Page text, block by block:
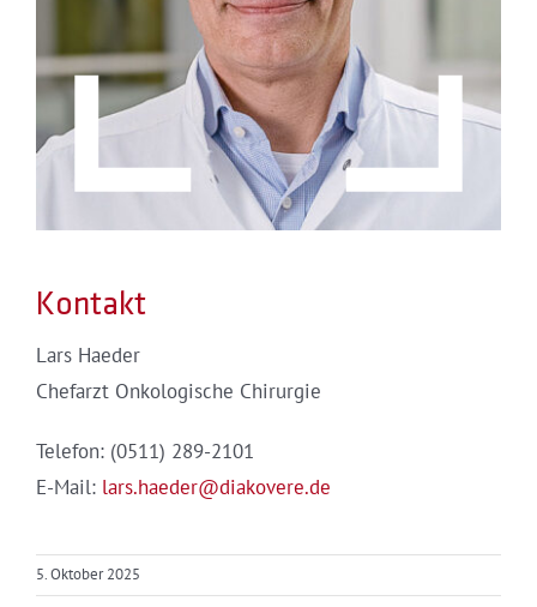
Kontakt
Lars Haeder
Chefarzt Onkologische Chirurgie
Telefon: (0511) 289-2101
E-Mail: lars.haeder@diakovere.de
5. Oktober 2025